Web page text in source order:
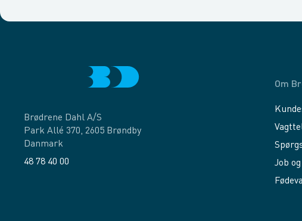
Brødrene Dahl A/S
Park Allé 370, 2605 Brøndby
Danmark
48 78 40 00
Om
Job